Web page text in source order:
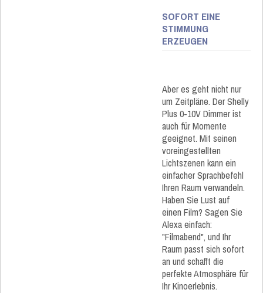
SOFORT EINE
STIMMUNG
ERZEUGEN
Aber es geht nicht nur
um Zeitpläne. Der Shelly
Plus 0-10V Dimmer ist
auch für Momente
geeignet. Mit seinen
voreingestellten
Lichtszenen kann ein
einfacher Sprachbefehl
Ihren Raum verwandeln.
Haben Sie Lust auf
einen Film? Sagen Sie
Alexa einfach:
"Filmabend", und Ihr
Raum passt sich sofort
an und schafft die
perfekte Atmosphäre für
Ihr Kinoerlebnis.